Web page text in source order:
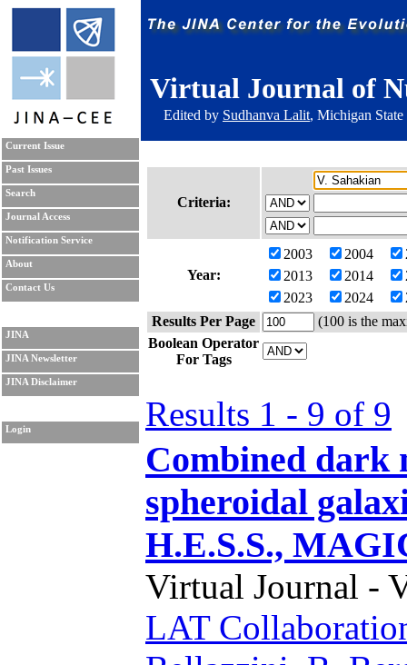
Virtual Journal of
Edited by Sudhanva Lalit, Michigan
Current Issue
Past Issues
Search
Journal Access
Notification Service
About
Contact Us
JINA
JINA Newsletter
JINA Disclaimer
Login
Criteria:
Year:
2003 2004
2013
2014
2023
2024
Results Per Page
(100 is the
Boolean Operator
For Tags
Results 1 - 9 of 9
Combined dark
spheroidal
H.E.S.S.,
Virtual Journal -
LAT